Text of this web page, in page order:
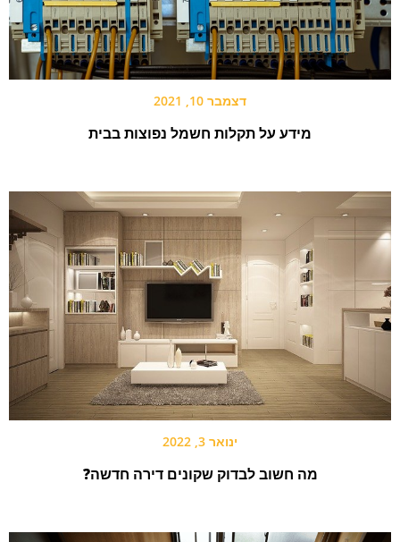
דצמבר 10, 2021
מידע על תקלות חשמל נפוצות בבית
ינואר 3, 2022
מה חשוב לבדוק שקונים דירה חדשה?